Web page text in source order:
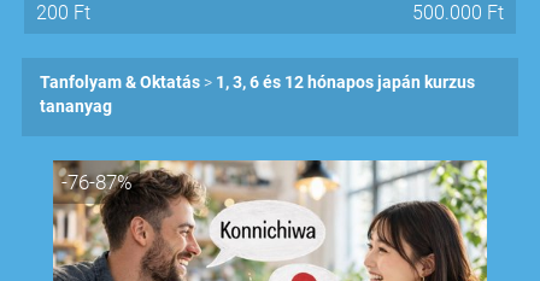
200 Ft 500.000 Ft
Tanfolyam & Oktatás
1, 3, 6 és 12 hónapos japán kurzus
tananyag
-76-87%